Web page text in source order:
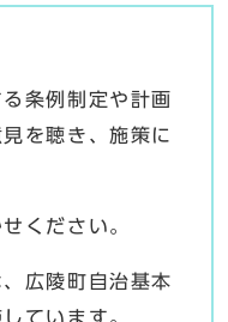
条例制定や計画
を聴き、施策に
ください。
広陵町自治基本
ています。